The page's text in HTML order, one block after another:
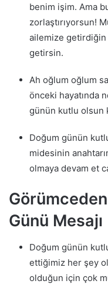
benim işim. Ama
zorlaştırıyorsun!
ailemize
getirsin.
Ah oğlum oğlum
önceki hayatında
günün kutlu olsun
Doğum günün
midesinin
olmaya devam et
Günü Mesajı
Doğum günün
ettiğimiz her şey
olduğun için çok